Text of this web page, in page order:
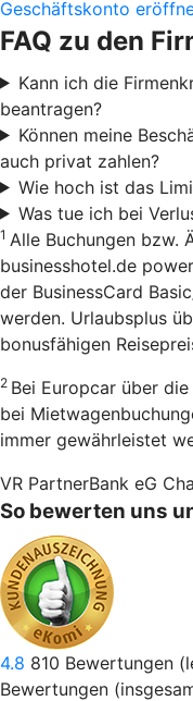
Geschäftskonto
FAQ zu den
Kann ich die
beantragen?
Können meine
auch privat zahlen?
Wie hoch ist das
Was tue ich bei
1 Alle Buchungen bzw.
businesshotel.de
der BusinessCard
werden. Urlaubsplus
bonusfähigen
2 Bei Europcar über
bei
immer gewährleistet
VR PartnerBank eG
So bewerten uns
4.8 810 Bewertungen
Bewertungen